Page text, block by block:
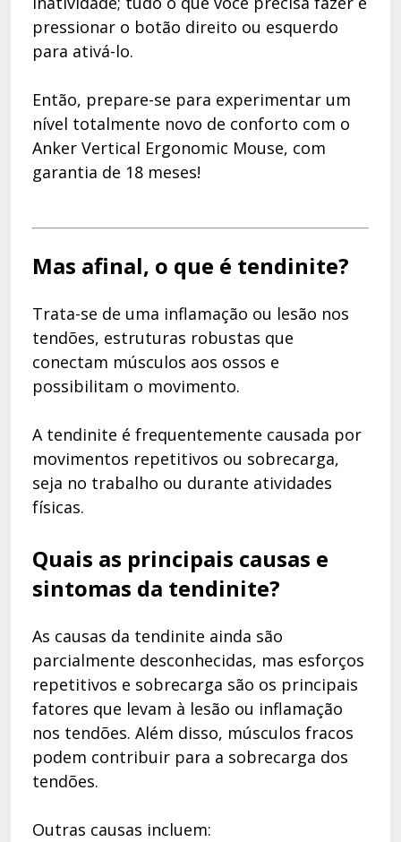
pressionar o botão direito ou esquerdo
para ativá-lo.
Então, prepare-se para experimentar um
nível totalmente novo de conforto com o
Anker Vertical Ergonomic Mouse, com
garantia de 18 meses!
Mas afinal, o que é tendinite?
Trata-se de uma inflamação ou lesão nos
tendões, estruturas robustas que
conectam músculos aos ossos e
possibilitam o movimento.
A tendinite é frequentemente causada por
movimentos repetitivos ou sobrecarga,
seja no trabalho ou durante atividades
físicas.
Quais as principais causas e
sintomas da tendinite?
As causas da tendinite ainda são
parcialmente desconhecidas, mas esforços
repetitivos e sobrecarga são os principais
fatores que levam à lesão ou inflamação
nos tendões. Além disso, músculos fracos
podem contribuir para a sobrecarga dos
tendões.
Outras causas incluem: